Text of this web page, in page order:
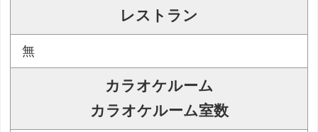
レストラン
無
カラオケルーム
カラオケルーム室数